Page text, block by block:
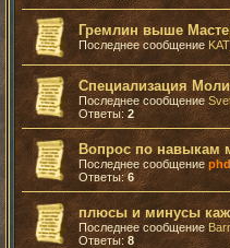
Гремлин выше
Последнее сообщение
Специализация
Последнее сообщение
Ответы: 2
Вопрос по навыкам
Последнее сообщение
Ответы:6
плюсы и минусы
Последнее сообщение
Ответы:8